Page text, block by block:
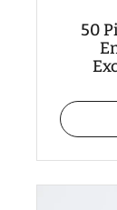
50